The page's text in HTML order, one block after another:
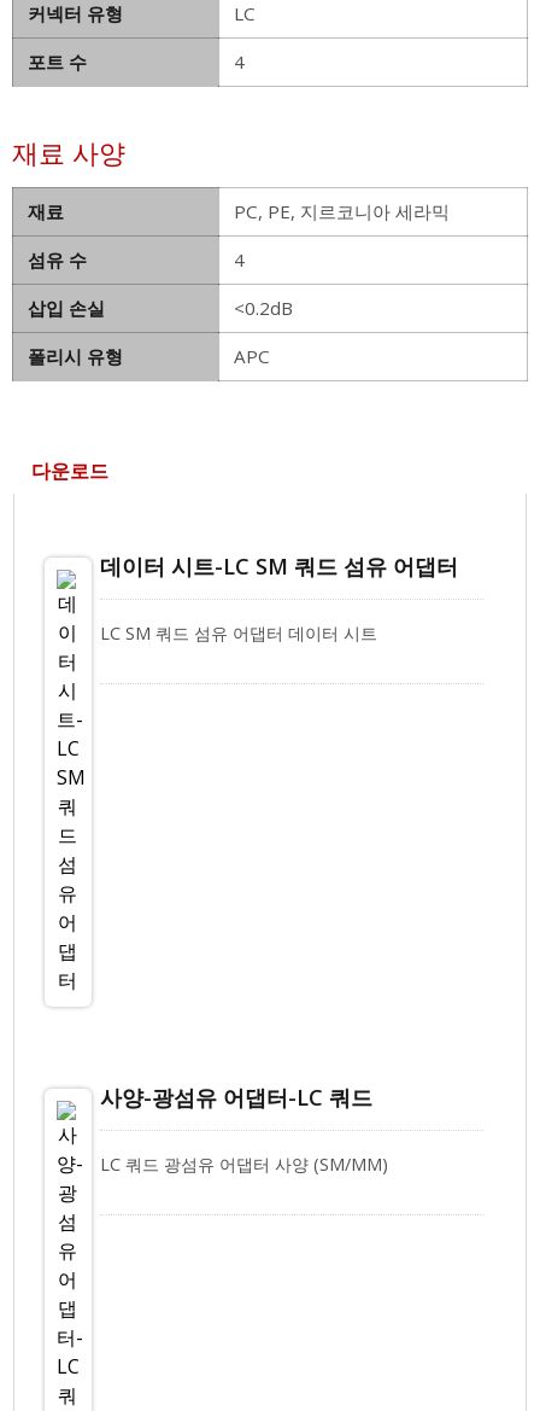
커넥터 유형
LC
포트 수
4
재료 사양
재료
PC, PE, 지르코니아 세라믹
섬유 수
4
삽입 손실
<0.2dB
폴리시 유형
APC
다운로드
데이터 시트-LC SM 쿼드 섬유 어댑터
LC SM 쿼드 섬유 어댑터 데이터 시트
사양-광섬유 어댑터-LC 쿼드
LC 쿼드 광섬유 어댑터 사양 (SM/MM)